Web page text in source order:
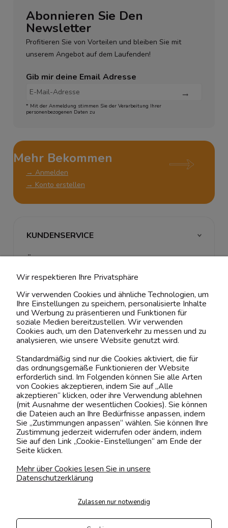
Abonnieren Sie Den
Newsletter
Profitieren Sie von Vorteilen und bleiben Sie mit
unserem Angebot auf dem Laufenden!
Gib mir deine Email Adresse
* Mit der Anmeldung stimmen Sie der Verarbeitung Ihrer
personenbezogenen Daten zu
Mehr Bekommen
→ Anmelden
→ Konto erstellen
Kontaktiere uns!
0151 12200811
shop@yourhouse24.eu
Mo. - Fr. 07:00-15:00
KUNDENSERVICE
ÜBER UNS & RECHTLICHES
MEIN ACCOUNT
BELIEBTE KATEGORIEN
Transportarten
Wir respektieren Ihre Privatsphäre
Wir verwenden Cookies und ähnliche Technologien, um
Ihre Einstellungen zu speichern, personalisierte Inhalte
und Werbung zu präsentieren und Funktionen für
soziale Medien bereitzustellen. Wir verwenden
Cookies auch, um den Datenverkehr zu messen und zu
analysieren, wie unsere Website genutzt wird.
Standardmäßig sind nur die Cookies aktiviert, die für
das ordnungsgemäße Funktionieren der Website
erforderlich sind. Im Folgenden können Sie alle Arten
von Cookies akzeptieren, indem Sie auf „Alle
akzeptieren“ klicken, oder ihre Verwendung ablehnen
(mit Ausnahme der wesentlichen Cookies). Sie können
die Dateien auch an Ihre Bedürfnisse anpassen, indem
Sie „Zustimmungen anpassen“ wählen. Sie können Ihre
Zustimmung jederzeit widerrufen oder ändern, indem
Sie auf den Link „Cookie-Einstellungen“ am Ende der
Seite klicken.
Mehr über Cookies lesen Sie in unsere
Datenschutzerklärung
Zulassen nur notwendig